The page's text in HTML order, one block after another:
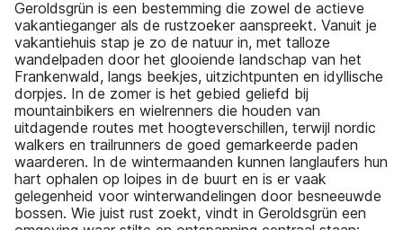
Geroldsgrün is een bestemming die zowel de actieve
vakantieganger als de rustzoeker aanspreekt. Vanuit je
vakantiehuis stap je zo de natuur in, met talloze
wandelpaden door het glooiende landschap van het
Frankenwald, langs beekjes, uitzichtpunten en idyllische
dorpjes. In de zomer is het gebied geliefd bij
mountainbikers en wielrenners die houden van
uitdagende routes met hoogteverschillen, terwijl nordic
walkers en trailrunners de goed gemarkeerde paden
waarderen. In de wintermaanden kunnen langlaufers hun
hart ophalen op loipes in de buurt en is er vaak
gelegenheid voor winterwandelingen door besneeuwde
bossen. Wie juist rust zoekt, vindt in Geroldsgrün een